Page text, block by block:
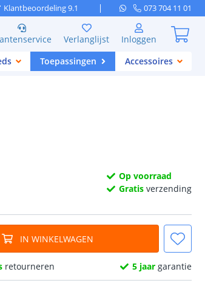
Klantbeoordeling 9.1 073 704 11 01
Verlanglijst
Inloggen
Toepassingen Accessoires
Op voorraad
Gratis verzending
IN WINKELWAGEN
retourneren 5 jaargarantie